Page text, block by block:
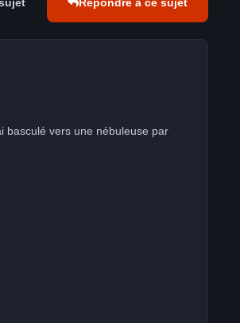
Répondre à ce sujet
basculé vers une nébuleuse par